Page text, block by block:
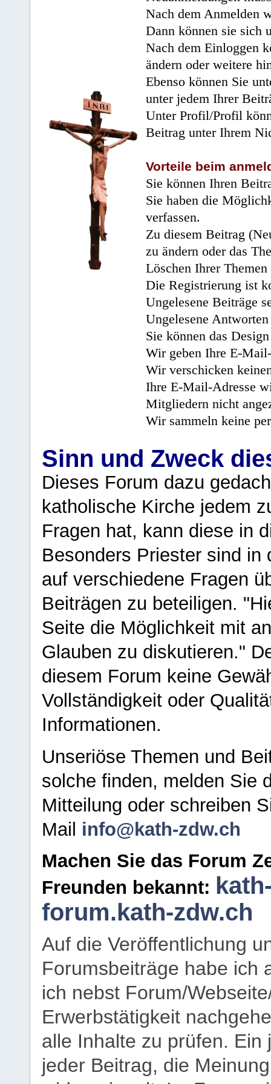
Nach dem Anmelden
Dann können sie sich
Nach dem Einloggen
ändern oder weitere
Ebenso können Sie
unter jedem Ihrer
Unter Profil/Profil
Beitrag unter Ihrem
Vorteile beim
Sie können Ihren
Sie haben die
verfassen.
Zu diesem Beitrag
zu ändern oder das
Löschen Ihrer
Die Registrierung ist
Ungelesene Beiträge
Ungelesene
Sie können das
Wir geben Ihre E-
Wir verschicken
Ihre E-Mail-Adresse
Mitgliedern nicht
Wir sammeln keine
Sinn und Zweck
Dieses Forum dazu
katholische Kirche jedem
Fragen hat, kann diese in
Besonders Priester sind in
auf verschiedene Fragen
Beiträgen zu beteiligen.
Seite die Möglichkeit mit
Glauben zu diskutieren."
diesem Forum keine
Vollständigkeit oder
Informationen.
Unseriöse Themen und
solche finden, melden Sie
Mitteilung oder schreiben
Mail info@kath-zdw.ch
Machen Sie das Forum
Freunden bekannt:
forum.kath-zdw.ch
Auf die Veröffentlichung
Forumsbeiträge habe ich
ich nebst Forum/
Erwerbstätigkeit
alle Inhalte zu prüfen.
jeder Beitrag, die